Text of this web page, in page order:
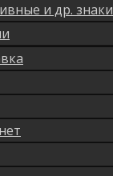
и др. знаки